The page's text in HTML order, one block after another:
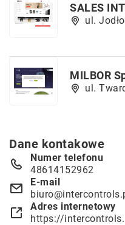
SALES
ul.
MILBOR
ul.
Dane kontakowe
Numer telefonu
48614152962
E-mail
Adres internetowy
https://